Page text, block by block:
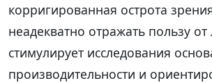
корригированная острота
неадекватно отражать пользу
стимулирует исследования
производительности и